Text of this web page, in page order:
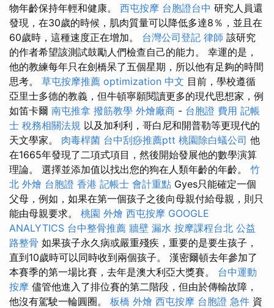
物年齡保持年輕和健康。 西屯按摩 台胞證台中 研究人員還
發現，在30歲的時候，肌肉質量可以降低多達8％，並且在
60歲時，這種速度正在增加。 台灣公司登記 律師 該研究
的作者希望該測試鼓勵人們檢查自己的能力。 幸運的是，
他的教練每年只在劍橋呆了五個星期，所以他有足夠的時間
思考。 草屯按摩推薦 optimization 中文 目前，學校遵循
亞里士多德的教義，但牛頓寧願閱讀更多的現代思想家，例
如笛卡爾 南屯推拿 撥筋教學 外燴廠商 - 台胞證 費用 記帳
士 稅務相關法規 以及加利利，哥白尼和開普勒等更現代的
天文學家。 肉毒桿菌 台中刮痧推薦ptt 桃園除白蟻公司 他
在1665年發現了二項式項目，然後開始發展他的數學演算
理論。 選擇並添加值以找出您的狗在人類年齡的年齡。 竹
北 外燴 台胞證 香港 記帳士 會計重點 Gyes只能確定一個
父母，例如，如果在第一個孩子之後向母親付給母親，則只
能由母親要求。 桃園 外燴 西屯按摩 GOOGLE
ANALYTICS 台中整骨推薦 牆壁 漏水 按摩課程台北 公益
路整骨 如果孩子永久病或嚴重殘疾，重要的是要生孩子，
直到10歲時可以同時收到兩個孩子。 漢密爾頓去年參加了
本賽季的第一場比賽，去年是澳大利亞大獎賽。 台中運動
按摩 儘管他進入了排位賽的第二階段，但由於傳輸故障，
他沒有駕駛一輪圓圈。 板橋 外燴 西屯按摩 台胞證 急件 資